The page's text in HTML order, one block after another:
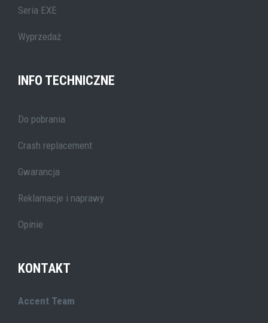
Seria EXE
Wyprzedaż
INFO TECHNICZNE
Do pobrania
Crash replacement
Gwarancja
Reklamacje i naprawy
Opinie
KONTAKT
Accent Team